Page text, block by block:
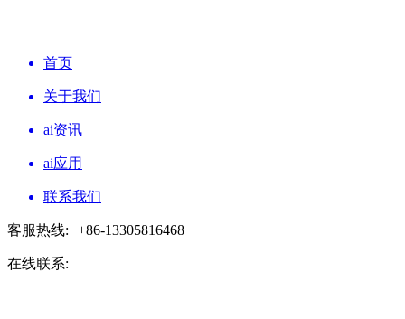
首页
关于我们
ai资讯
ai应用
联系我们
客服热线: +86-13305816468
在线联系: